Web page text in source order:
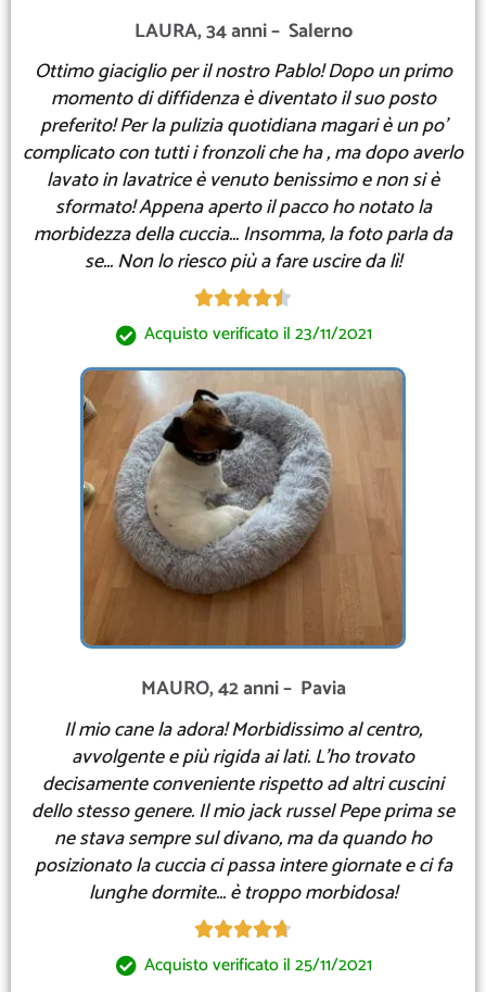
LAURA, 34 anni – Salerno
Ottimo giaciglio per il nostro Pablo! Dopo un primo
momento di diffidenza è diventato il suo posto
preferito! Per la pulizia quotidiana magari è un po’
complicato con tutti i fronzoli che ha , ma dopo averlo
lavato in lavatrice è venuto benissimo e non si è
sformato! Appena aperto il pacco ho notato la
morbidezza della cuccia... Insomma, la foto parla da
se... Non lo riesco più a fare uscire da lì!

Acquisto verificato il 23/11/2021
MAURO, 42 anni – Pavia
Il mio cane la adora! Morbidissimo al centro,
avvolgente e più rigida ai lati. L'ho trovato
decisamente conveniente rispetto ad altri cuscini
dello stesso genere. Il mio jack russel Pepe prima se
ne stava sempre sul divano, ma da quando ho
posizionato la cuccia ci passa intere giornate e ci fa
lunghe dormite... è troppo morbidosa!

Acquisto verificato il 25/11/2021